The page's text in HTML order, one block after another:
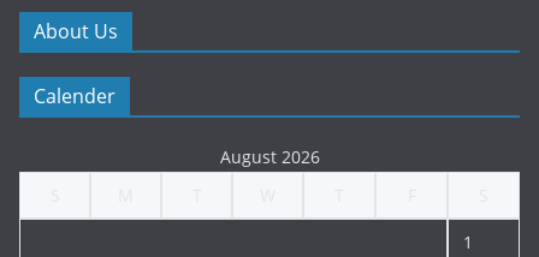
About Us
Calender
August 2026
1